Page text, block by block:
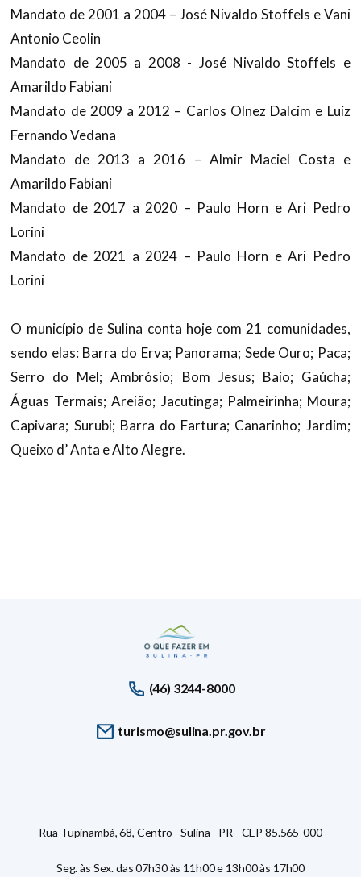
Mandato de 2001 a 2004 – José Nivaldo Stoffels e Vani
Antonio Ceolin
Mandato de 2005 a 2008 - José Nivaldo Stoffels e
Amarildo Fabiani
Mandato de 2009 a 2012 – Carlos Olnez Dalcim e Luiz
Fernando Vedana
Mandato de 2013 a 2016 – Almir Maciel Costa e
Amarildo Fabiani
Mandato de 2017 a 2020 – Paulo Horn e Ari Pedro
Lorini
Mandato de 2021 a 2024 – Paulo Horn e Ari Pedro
Lorini
O município de Sulina conta hoje com 21 comunidades,
sendo elas: Barra do Erva; Panorama; Sede Ouro; Paca;
Serro do Mel; Ambrósio; Bom Jesus; Baio; Gaúcha;
Águas Termais; Areião; Jacutinga; Palmeirinha; Moura;
Capivara; Surubi; Barra do Fartura; Canarinho; Jardim;
Queixo d’ Anta e Alto Alegre.
(46) 3244-8000
turismo@sulina.pr.gov.br
Rua Tupinambá, 68, Centro - Sulina - PR - CEP 85.565-000
Seg. às Sex. das 07h30 às 11h00 e 13h00 às 17h00